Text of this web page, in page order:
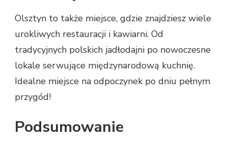
Olsztyn to także miejsce, gdzie znajdziesz wiele
urokliwych restauracji i kawiarni. Od
tradycyjnych polskich jadłodajni po nowoczesne
lokale serwujące międzynarodową kuchnię.
Idealne miejsce na odpoczynek po dniu pełnym
przygód!
Podsumowanie